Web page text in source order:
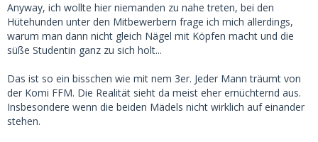
Anyway, ich wollte hier niemanden zu nahe treten, bei den
Hütehunden unter den Mitbewerbern frage ich mich allerdings,
warum man dann nicht gleich Nägel mit Köpfen macht und die
süße Studentin ganz zu sich holt...
Das ist so ein bisschen wie mit nem 3er. Jeder Mann träumt von
der Komi FFM. Die Realität sieht da meist eher ernüchternd aus.
Insbesondere wenn die beiden Mädels nicht wirklich auf einander
stehen.